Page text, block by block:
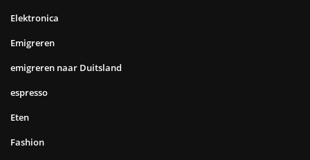
Elektronica
Emigreren
emigreren naar Duitsland
espresso
Eten
Fashion